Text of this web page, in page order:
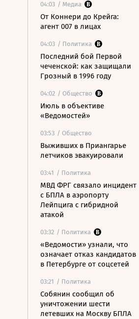
04:03 / Медиа
От Коннери до Крейга:
агент 007 в лицах
04:03 / Политика
Последний бой Первой
чеченской: как защищали
Грозный в 1996 году
04:02 / Общество
Июль в объективе
«Ведомостей»
03:53 / Общество
Выживших в Приангарье
летчиков эвакуировали
03:41 / Политика
МВД ФРГ связало инцидент
с БПЛА в аэропорту
Лейпцига с гибридной
атакой
03:32 / Политика
«Ведомости» узнали, что
означает отказ кандидатов
в Петербурге от соцсетей
03:21 / Политика
Собянин сообщил об
уничтожении шести
летевших на Москву БПЛА